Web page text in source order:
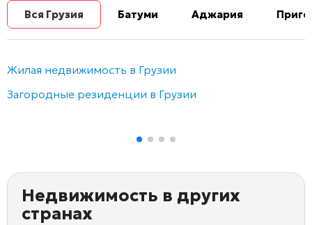
Вся Грузия Батуми Аджария
Жилая недвижимость в Грузии
Загородные резиденции в Грузии
Недвижимость в других
странах